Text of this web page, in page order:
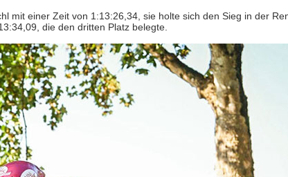
mit einer Zeit von 1:13:26,34, sie holte sich den Sieg in der
die den dritten Platz belegte.